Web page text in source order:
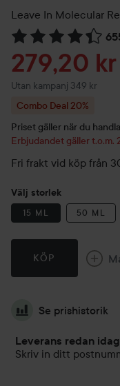
Leave In Molecular
Hoppa till Betyg &
Reapris
279,20 kr
Utan kampanj 349 kr
Combo Deal 20%
Priset gäller när du
Erbjudandet gäller
Fri frakt vid köp från
Välj storlek
15 ML 50 ML
KÖP
Se prishistorik
Leverans redan
Skriv in ditt